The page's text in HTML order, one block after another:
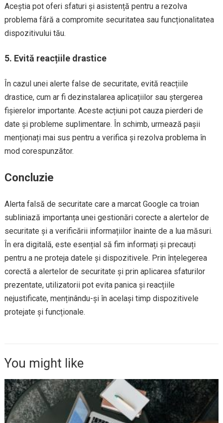
Aceștia pot oferi sfaturi și asistență pentru a rezolva
problema fără a compromite securitatea sau funcționalitatea
dispozitivului tău.
5. Evită reacțiile drastice
În cazul unei alerte false de securitate, evită reacțiile
drastice, cum ar fi dezinstalarea aplicațiilor sau ștergerea
fișierelor importante. Aceste acțiuni pot cauza pierderi de
date și probleme suplimentare. În schimb, urmează pașii
menționați mai sus pentru a verifica și rezolva problema în
mod corespunzător.
Concluzie
Alerta falsă de securitate care a marcat Google ca troian
subliniază importanța unei gestionări corecte a alertelor de
securitate și a verificării informațiilor înainte de a lua măsuri.
În era digitală, este esențial să fim informați și precauți
pentru a ne proteja datele și dispozitivele. Prin înțelegerea
corectă a alertelor de securitate și prin aplicarea sfaturilor
prezentate, utilizatorii pot evita panica și reacțiile
nejustificate, menținându-și în același timp dispozitivele
protejate și funcționale.
You might like